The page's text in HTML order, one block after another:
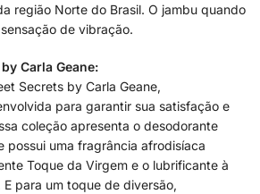
região Norte do Brasil. O jambu quando
de vibração.
Carla Geane:
Secrets by Carla Geane,
para garantir sua satisfação e
coleção apresenta o desodorante
possui uma fragrância afrodisíaca
Toque da Virgem e o lubrificante à
E para um toque de diversão,